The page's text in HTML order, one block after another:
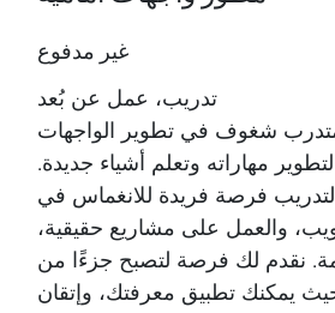
غير مدفوع
تدريب، عمل عن بُعد
شغوف في تطوير الواجهات
مهاراته وتعلم أشياء جديدة.
فرصة فريدة للانغماس في
والعمل على مشاريع حقيقية،
نقدم لك فرصة لتصبح جزءًا من
يمكنك تطبيق معرفتك، وإتقان